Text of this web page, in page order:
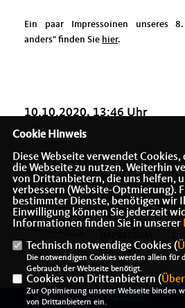
Ein paar Impressoinen unseres 8.
anders" finden Sie hier.
10.10.2020, 13:46 Uhr
KONTAKT
@2026 Alexander J. Herrmann -
Cookie Hinweis
Diese Webseite verwendet
die Webseite zu nutzen. Weiterhin
von Drittanbietern, die uns helfen,
verbessern (Website-Optmierung).
bestimmter Dienste, benötigen wir
Einwilligung können Sie jederzeit
Informationen finden Sie in unserer
Technisch notwendige Cookies (
Die notwendigen Cookies werden allein für
Gebrauch der Webseite benötigt.
Cookies von Drittanbietern (
Zur Optimierung unserer Webseite binden
von Drittanbietern ein.